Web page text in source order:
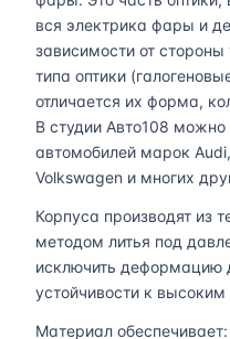
вся электрика фары и
зависимости от
типа оптики
отличается их форма,
В студии Авто108
автомобилей марок
Volkswagen и многих
Корпуса производят из
методом литья под
исключить деформацию
устойчивости к
Материал обеспечивает: